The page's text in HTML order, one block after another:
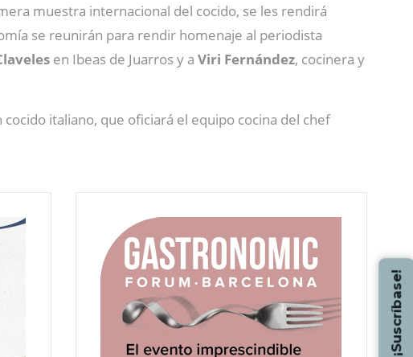
muestra internacional del cocido, se les rendirá
se reunirán para rendir homenaje al periodista
en Ibeas de Juarros y a Viri Fernández, cocinera y
italiano, que oficiará el equipo cocina del chef
¡Suscríbase!